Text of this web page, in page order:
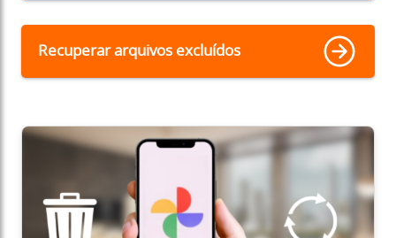
Recuperar arquivos excluídos